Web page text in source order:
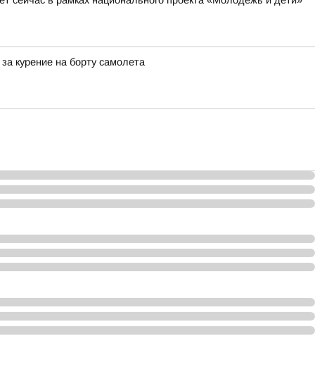
курение на борту самолета